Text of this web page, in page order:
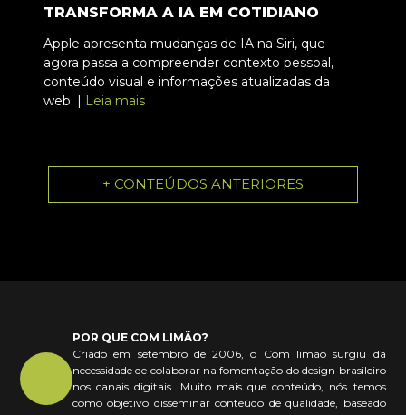
TRANSFORMA A IA EM COTIDIANO
Apple apresenta mudanças de IA na Siri, que
agora passa a compreender contexto pessoal,
conteúdo visual e informações atualizadas da
web. | Leia mais
+ CONTEÚDOS ANTERIORES
POR QUE COM LIMÃO?
Criado em setembro de 2006, o Com limão surgiu da
necessidade de colaborar na fomentação do design brasileiro
nos canais digitais. Muito mais que conteúdo, nós temos
como objetivo disseminar conteúdo de qualidade, baseado